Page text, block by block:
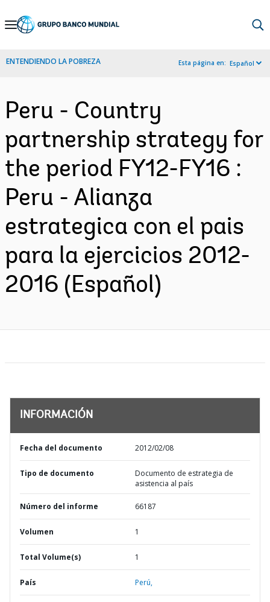
Skip
Navigation
ENTENDIENDO LA POBREZA Esta página en: Español
Peru - Country
partnership strategy for
the period FY12-FY16 :
Peru - Alianza
estrategica con el pais
para la ejercicios 2012-
2016 (Español)
INFORMACIÓN
Fecha del documento 2012/02/08
Tipo de documento
Documento de estrategia de
asistencia al país
Número del informe 66187
Volumen 1
Total Volume(s) 1
País Perú,